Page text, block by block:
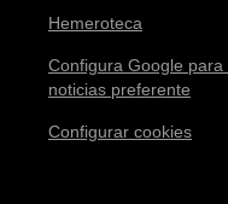
Hemeroteca
Configura Google
noticias preferente
Configurar cookies